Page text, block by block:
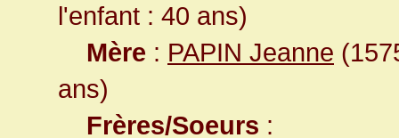
l'enfant : 40 ans)
Mère : PAPIN Jeanne
ans)
Frères/Soeurs :